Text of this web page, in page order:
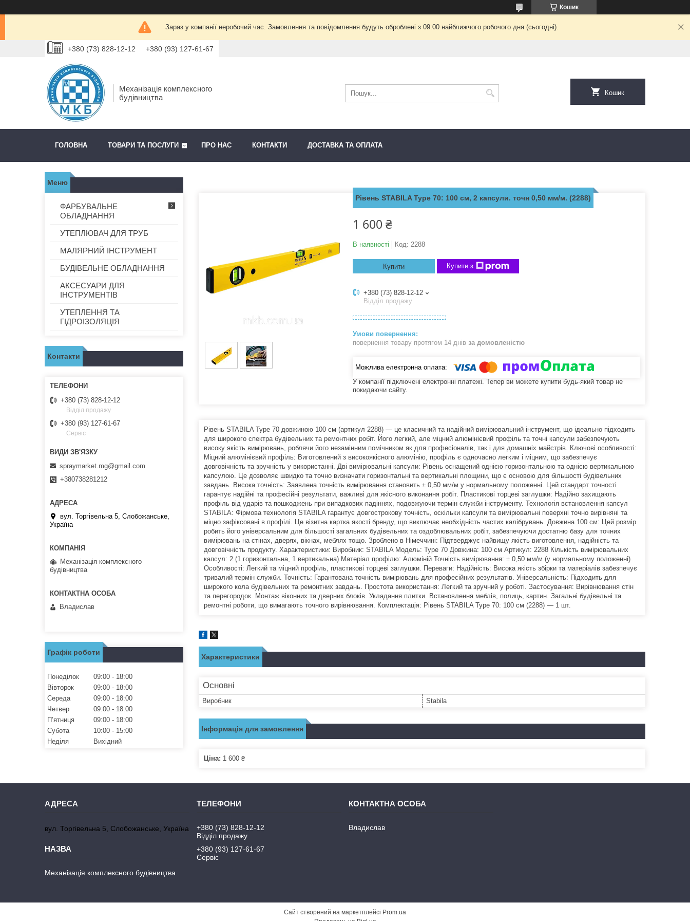
Кошик
Зараз у компанії неробочий час. Замовлення та повідомлення будуть оброблені з 09:00 найближчого робочого дня (сьогодні).
+380 (73) 828-12-12 +380 (93) 127-61-67
Механізація комплексного
будівництва
Кошик
ГОЛОВНА ТОВАРИ ТА ПОСЛУГИ ПРО НАС КОНТАКТИ ДОСТАВКА ТА ОПЛАТА
Рівень STABILA Type 70: 100 см, 2 капсули. точн 0,50 мм/м. (2288)
1 600 ₴
В наявності Код: 2288
Купити Купити з
+380 (73) 828-12-12
Відділ продажу
повернення товару протягом 14 днів за домовленістю
У компанії підключені електронні платежі. Тепер ви можете купити будь-який товар не
покидаючи сайту.
Рівень STABILA Type 70 довжиною 100 см (артикул 2288) — це класичний та надійний вимірювальний інструмент, що ідеально підходить
для широкого спектра будівельних та ремонтних робіт. Його легкий, але міцний алюмінієвий профіль та точні капсули забезпечують
високу якість вимірювань, роблячи його незамінним помічником як для професіоналів, так і для домашніх майстрів. Ключові особливості:
Міцний алюмінієвий профіль: Виготовлений з високоякісного алюмінію, профіль є одночасно легким і міцним, що забезпечує
довговічність та зручність у використанні. Дві вимірювальні капсули: Рівень оснащений однією горизонтальною та однією вертикальною
капсулою. Це дозволяє швидко та точно визначати горизонтальні та вертикальні площини, що є основою для більшості будівельних
завдань. Висока точність: Заявлена точність вимірювання становить ± 0,50 мм/м у нормальному положенні. Цей стандарт точності
гарантує надійні та професійні результати, важливі для якісного виконання робіт. Пластикові торцеві заглушки: Надійно захищають
профіль від ударів та пошкоджень при випадкових падіннях, подовжуючи термін служби інструменту. Технологія встановлення капсул
STABILA: Фірмова технологія STABILA гарантує довгострокову точність, оскільки капсули та вимірювальні поверхні точно вирівняні та
міцно зафіксовані в профілі. Це візитна картка якості бренду, що виключає необхідність частих калібрувань. Довжина 100 см: Цей розмір
робить його універсальним для більшості загальних будівельних та оздоблювальних робіт, забезпечуючи достатню базу для точних
вимірювань на стінах, дверях, вікнах, меблях тощо. Зроблено в Німеччині: Підтверджує найвищу якість виготовлення, надійність та
довговічність продукту. Характеристики: Виробник: STABILA Модель: Type 70 Довжина: 100 см Артикул: 2288 Кількість вимірювальних
капсул: 2 (1 горизонтальна, 1 вертикальна) Матеріал профілю: Алюміній Точність вимірювання: ± 0,50 мм/м (у нормальному положенні)
Особливості: Легкий та міцний профіль, пластикові торцеві заглушки. Переваги: Надійність: Висока якість збірки та матеріалів забезпечує
тривалий термін служби. Точність: Гарантована точність вимірювань для професійних результатів. Універсальність: Підходить для
широкого кола будівельних та ремонтних завдань. Простота використання: Легкий та зручний у роботі. Застосування: Вирівнювання стін
та перегородок. Монтаж віконних та дверних блоків. Укладання плитки. Встановлення меблів, полиць, картин. Загальні будівельні та
ремонтні роботи, що вимагають точного вирівнювання. Комплектація: Рівень STABILA Type 70: 100 см (2288) — 1 шт.
Характеристики
Основні
Виробник Stabila
Інформація для замовлення
Ціна: 1 600 ₴
ФАРБУВАЛЬНЕ
ОБЛАДНАННЯ
УТЕПЛЮВАЧ ДЛЯ ТРУБ
МАЛЯРНИЙ ІНСТРУМЕНТ
БУДІВЕЛЬНЕ ОБЛАДНАННЯ
АКСЕСУАРИ ДЛЯ
ІНСТРУМЕНТІВ
УТЕПЛЕННЯ ТА
ГІДРОІЗОЛЯЦІЯ
Контакти
+380 (73) 828-12-12
Відділ продажу
+380 (93) 127-61-67
Сервіс
spraymarket.mg@gmail.com
+380738281212
вул. Торгівельна 5, Слобожанське,
Україна
Механізація комплексного
будівництва
Владислав
Графік роботи
Понеділок 09:00
18:00
Вівторок
09:00
18:00
Середа
09:00
18:00
Четвер
09:00
18:00
Пʼятниця
09:00
18:00
Субота
10:00
15:00
Неділя
Вихідний
вул. Торгівельна 5, Слобожанське, Україна
Механізація комплексного будівництва
+380 (73) 828-12-12
Відділ продажу
+380 (93) 127-61-67
Сервіс
Владислав
Сайт створений на маркетплейсі Prom.ua